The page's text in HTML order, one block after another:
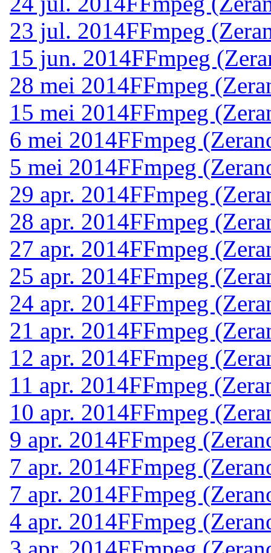
23 jul. 2014FFmpeg
15 jun. 2014FFmpeg
28 mei 2014FFmpeg
15 mei 2014FFmpeg
6 mei 2014FFmpeg
5 mei 2014FFmpeg
29 apr. 2014FFmpeg
28 apr. 2014FFmpeg
27 apr. 2014FFmpeg
25 apr. 2014FFmpeg
24 apr. 2014FFmpeg
21 apr. 2014FFmpeg
12 apr. 2014FFmpeg
11 apr. 2014FFmpeg
10 apr. 2014FFmpeg
9 apr. 2014FFmpeg
7 apr. 2014FFmpeg
7 apr. 2014FFmpeg
4 apr. 2014FFmpeg